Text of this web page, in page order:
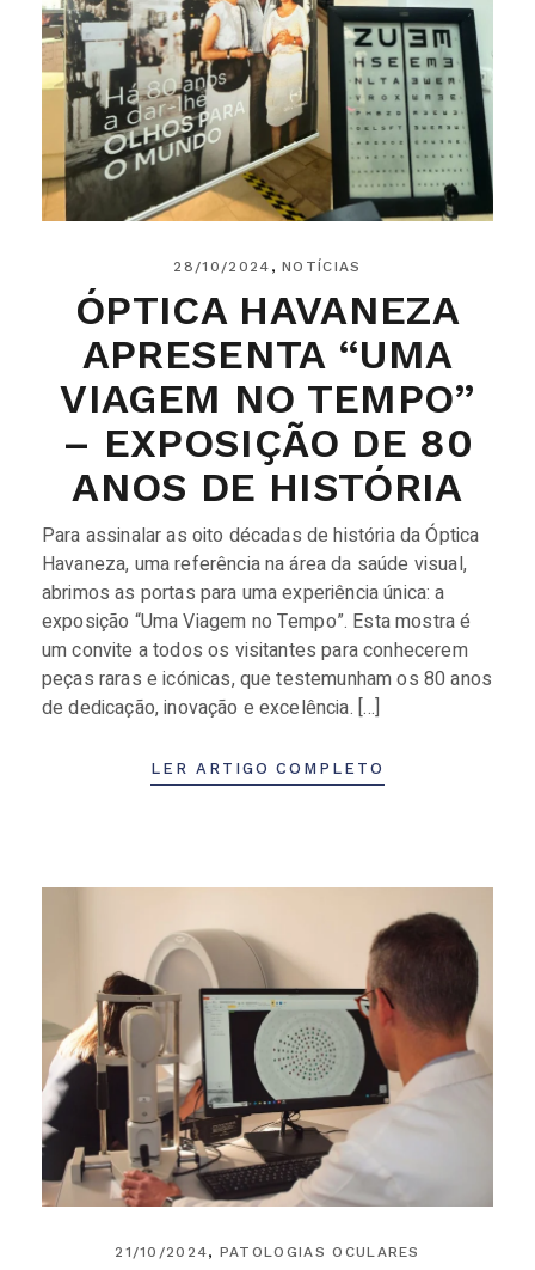
28/10/2024 NOTÍCIAS
ÓPTICA HAVANEZA
APRESENTA “UMA
VIAGEM NO TEMPO”
– EXPOSIÇÃO DE 80
ANOS DE HISTÓRIA
Para assinalar as oito décadas de história da Óptica
Havaneza, uma referência na área da saúde visual,
abrimos as portas para uma experiência única: a
exposição “Uma Viagem no Tempo”. Esta mostra é
um convite a todos os visitantes para conhecerem
peças raras e icónicas, que testemunham os 80 anos
de dedicação, inovação e excelência. […]
LER ARTIGO COMPLETO
21/10/2024 PATOLOGIAS OCULARES